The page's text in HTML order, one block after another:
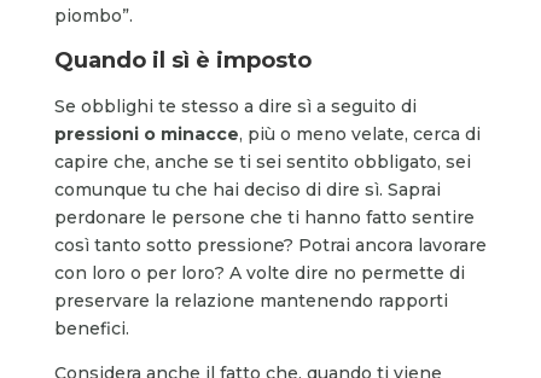
piombo”.
Quando il sì è imposto
Se obblighi te stesso a dire sì a seguito di
pressioni o minacce, più o meno velate, cerca di
capire che, anche se ti sei sentito obbligato, sei
comunque tu che hai deciso di dire sì. Saprai
perdonare le persone che ti hanno fatto sentire
così tanto sotto pressione? Potrai ancora lavorare
con loro o per loro? A volte dire no permette di
preservare la relazione mantenendo rapporti
benefici.
Considera anche il fatto che, quando ti viene